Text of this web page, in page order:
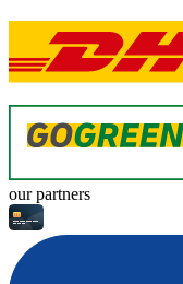
our partners